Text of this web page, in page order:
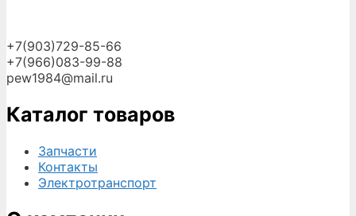
+7(903)729-85-66
+7(966)083-99-88
pew1984@mail.ru
Каталог товаров
Запчасти
Контакты
Электротранспорт